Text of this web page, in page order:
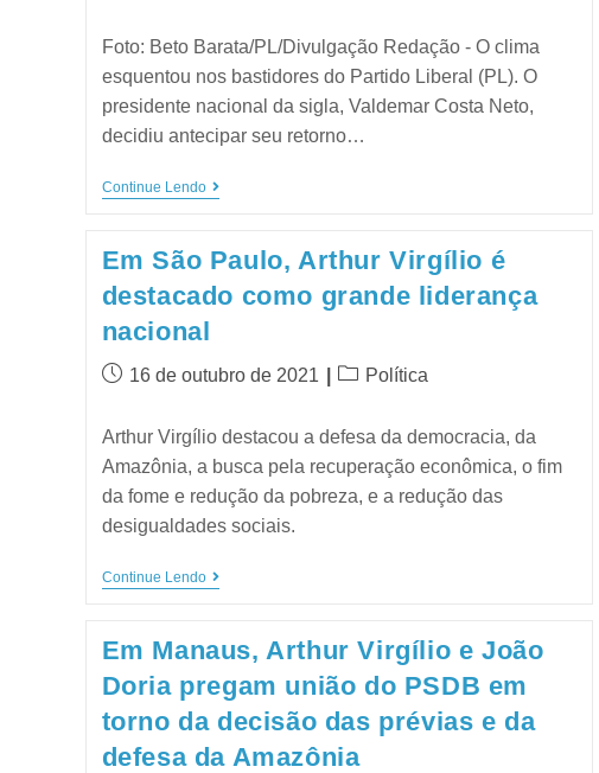
Foto: Beto Barata/PL/Divulgação Redação - O clima
esquentou nos bastidores do Partido Liberal (PL). O
presidente nacional da sigla, Valdemar Costa Neto,
decidiu antecipar seu retorno…
Continue Lendo
Em São Paulo, Arthur Virgílio é
destacado como grande liderança
nacional
16 de outubro de 2021 Política
Arthur Virgílio destacou a defesa da democracia, da
Amazônia, a busca pela recuperação econômica, o fim
da fome e redução da pobreza, e a redução das
desigualdades sociais.
Continue Lendo
Em Manaus, Arthur Virgílio e João
Doria pregam união do PSDB em
torno da decisão das prévias e da
defesa da Amazônia